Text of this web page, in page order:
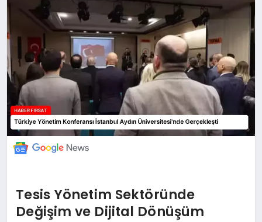
EĞİTİM
DÜNYA
Tesis Yönetim Sektöründe
Değişim ve Dijital Dönüşüm